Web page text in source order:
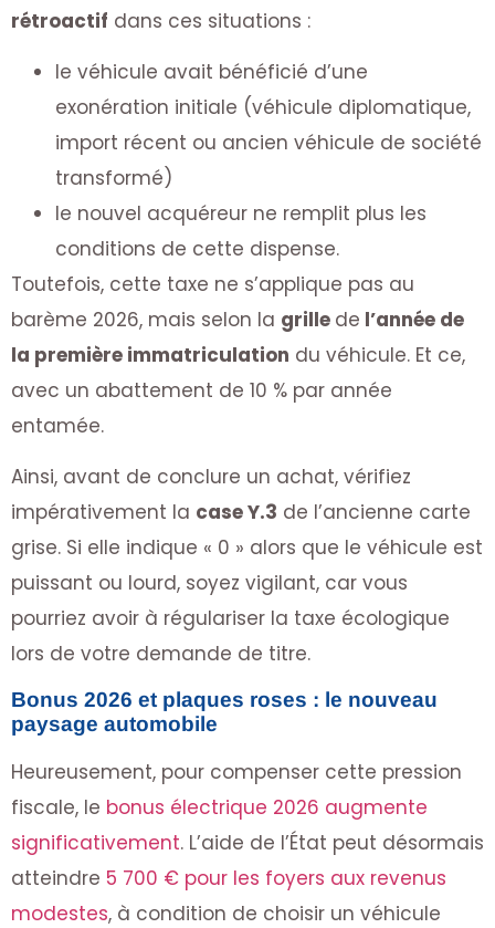
rétroactif dans ces situations :
le véhicule avait bénéficié d’une
exonération initiale (véhicule diplomatique,
import récent ou ancien véhicule de société
transformé)
le nouvel acquéreur ne remplit plus les
conditions de cette dispense.
Toutefois, cette taxe ne s’applique pas au
barème 2026, mais selon la grille de l’année de
la première immatriculation du véhicule. Et ce,
avec un abattement de 10 % par année
entamée.
Ainsi, avant de conclure un achat, vérifiez
impérativement la case Y.3 de l’ancienne carte
grise. Si elle indique « 0 » alors que le véhicule est
puissant ou lourd, soyez vigilant, car vous
pourriez avoir à régulariser la taxe écologique
lors de votre demande de titre.
Bonus 2026 et plaques roses : le nouveau
paysage automobile
Heureusement, pour compenser cette pression
fiscale, le bonus électrique 2026 augmente
significativement. L’aide de l’État peut désormais
atteindre 5 700 € pour les foyers aux revenus
modestes, à condition de choisir un véhicule